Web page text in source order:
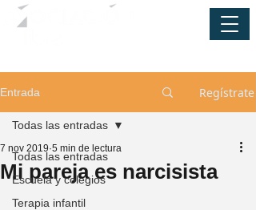
Entrada Regístrate
Todas las entradas
Escuela y colegios
Terapia infantil
Todas las entradas
Mi pareja es narcisista
7 nov 2019 5 min de lectura